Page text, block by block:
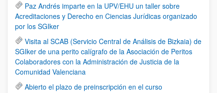
Paz Andrés imparte en la UPV/EHU un taller sobre
Acreditaciones y Derecho en Ciencias Jurídicas organizado
por los SGIker
Visita al SCAB (Servicio Central de Análisis de Bizkaia) de
SGIker de una perito calígrafo de la Asociación de Peritos
Colaboradores con la Administración de Justicia de la
Comunidad Valenciana
Abierto el plazo de preinscripción en el curso